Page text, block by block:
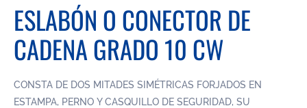
ESLABÓN O CONECTOR DE
CADENA GRADO 10 CW
CONSTA DE DOS MITADES SIMÉTRICAS FORJADOS EN
ESTAMPA, PERNO Y CASQUILLO DE SEGURIDAD, SU